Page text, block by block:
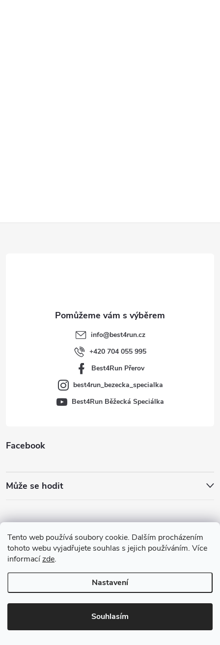
Tento web používá soubory cookie. Dalším procházením
tohoto webu vyjadřujete souhlas s jejich používáním. Více
informacízde.
Nastavení
Souhlasím
Facebook
Může se hodit
info@best4run.cz
+420 704 055 995
Best4Run Přerov
best4run_bezecka_specialka
Best4Run Běžecká Speciálka
Copyright 2026Best4Run Běžecká speciálka. Všechna práva vyhrazena.